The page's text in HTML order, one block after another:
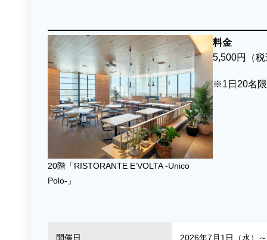
20階「RISTORANTE E’VOLTA -Unico
Polo-」
料金
5,500円（
※1日20名
開催日
2026年7月1日（水）